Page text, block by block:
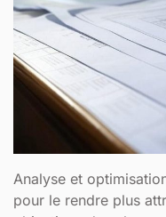
Analyse et
pour le rendre plus